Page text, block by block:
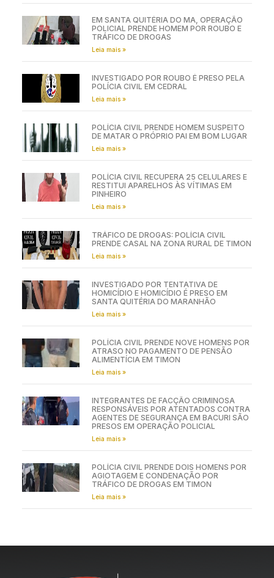
EM SANTA QUITÉRIA DO MA, OPERAÇÃO
POLICIAL PRENDE HOMEM POR ROUBO E
TRÁFICO DE DROGAS
Leia mais »
INVESTIGADO POR ROUBO É PRESO PELA
POLÍCIA CIVIL EM CEDRAL
Leia mais »
POLÍCIA CIVIL PRENDE HOMEM SUSPEITO
DE MATAR O PRÓPRIO PAI EM BOM LUGAR
Leia mais »
POLÍCIA CIVIL RECUPERA 25 CELULARES E
RESTITUI APARELHOS ÀS VÍTIMAS EM
PINHEIRO
Leia mais »
TRÁFICO DE DROGAS: POLÍCIA CIVIL
PRENDE CASAL NA ZONA RURAL DE TIMON
Leia mais »
INVESTIGADO POR TENTATIVA DE
HOMICÍDIO E HOMICÍDIO É PRESO EM
SANTA QUITÉRIA DO MARANHÃO
Leia mais »
POLÍCIA CIVIL PRENDE NOVE HOMENS POR
ATRASO NO PAGAMENTO DE PENSÃO
ALIMENTÍCIA EM TIMON
Leia mais »
INTEGRANTES DE FACÇÃO CRIMINOSA
RESPONSÁVEIS POR ATENTADOS CONTRA
AGENTES DE SEGURANÇA EM BACURI SÃO
PRESOS EM OPERAÇÃO POLICIAL
Leia mais »
POLÍCIA CIVIL PRENDE DOIS HOMENS POR
AGIOTAGEM E CONDENAÇÃO POR
TRÁFICO DE DROGAS EM TIMON
Leia mais »